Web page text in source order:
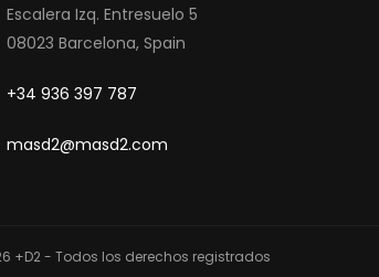
Escalera Izq. Entresuelo 5
08023 Barcelona, Spain
+34 936 397 787
masd2@masd2.com
+D2 - Todos los derechos registrados